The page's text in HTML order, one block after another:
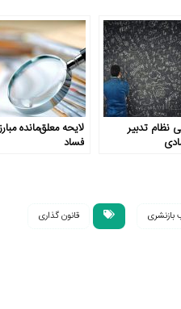
نظام تدبیر
لایحه معلق‌مانده
فساد
بازنشری قانون گذاری